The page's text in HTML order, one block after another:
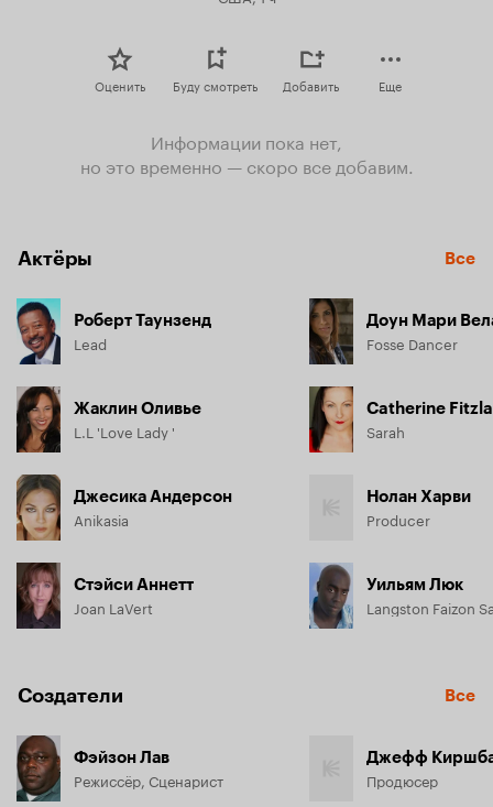
Оценить Буду смотреть Добавить Еще
Информации пока нет,
но это временно — скоро все добавим.
Актёры Все
Роберт Таунзенд
Lead
Жаклин Оливье
L.L 'Love Lady '
Джесика Андерсон
Anikasia
Стэйси Аннетт
Joan LaVert
Доун Мари
Fosse Dancer
Catherine
Sarah
Нолан Харви
Producer
Уильям Люк
Langston Faizon
Создатели Все
Фэйзон Лав
Режиссёр, Сценарист
Джефф
Продюсер